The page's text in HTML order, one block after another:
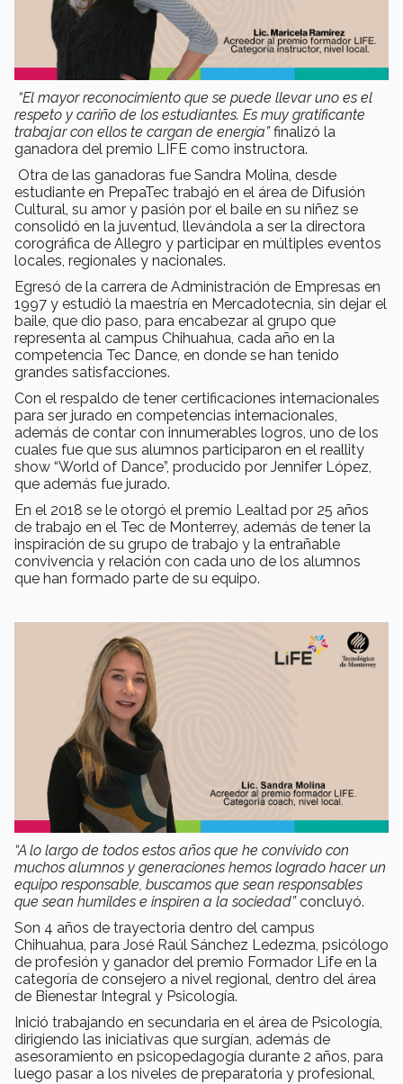
“El mayor reconocimiento que se puede llevar uno es el
respeto y cariño de los estudiantes. Es muy gratificante
trabajar con ellos te cargan de energía”finalizó la
ganadora del premio LIFE como instructora.
Otra de las ganadoras fue Sandra Molina, desde
estudiante en PrepaTec trabajó en el área de Difusión
Cultural, su amor y pasión por el baile en su niñez se
consolidó en la juventud, llevándola a ser la directora
corográfica de Allegro y participar en múltiples eventos
locales, regionales y nacionales.
Egresó de la carrera de Administración de Empresas en
1997 y estudió la maestría en Mercadotecnia, sin dejar el
baile, que dio paso, para encabezar al grupo que
representa al campus Chihuahua, cada año en la
competencia Tec Dance, en donde se han tenido
grandes satisfacciones.
Con el respaldo de tener certificaciones internacionales
para ser jurado en competencias internacionales,
además de contar con innumerables logros, uno de los
cuales fue que sus alumnos participaron en el reallity
show “World of Dance”, producido por Jennifer López,
que además fue jurado.
En el 2018 se le otorgó el premio Lealtad por 25 años
de trabajo en el Tec de Monterrey, además de tener la
inspiración de su grupo de trabajo y la entrañable
convivencia y relación con cada uno de los alumnos
que han formado parte de su equipo.
“A lo largo de todos estos años que he convivido con
muchos alumnos y generaciones hemos logrado hacer un
equipo responsable, buscamos que sean responsables
que sean humildes e inspiren a la sociedad”concluyó.
Son 4 años de trayectoria dentro del campus
Chihuahua, para José Raúl Sánchez Ledezma, psicólogo
de profesión y ganador del premio Formador Life en la
categoría de consejero a nivel regional, dentro del área
de Bienestar Integral y Psicología.
Inició trabajando en secundaria en el área de Psicología,
dirigiendo las iniciativas que surgían, además de
asesoramiento en psicopedagogía durante 2 años, para
luego pasar a los niveles de preparatoria y profesional,